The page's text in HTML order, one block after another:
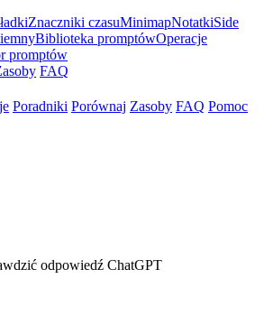
Znaczniki czasuMinimapNotatkiSide
Biblioteka promptówOperacje
promptów
FAQ
Poradniki Porównaj Zasoby FAQ Pomoc
odpowiedź ChatGPT